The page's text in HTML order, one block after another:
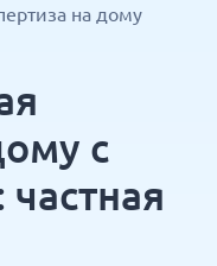
на дому
с